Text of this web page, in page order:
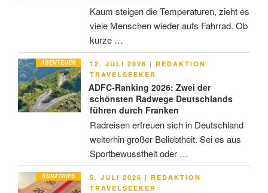
Kaum steigen die Temperaturen, zieht es
viele Menschen wieder aufs Fahrrad. Ob
kurze …
ABENTEUER
VERÖFFENTLICHT
AM
12. JULI 2026 | REDAKTION
TRAVELSEEKER
ADFC-Ranking 2026: Zwei der
schönsten Radwege Deutschlands
führen durch Franken
Radreisen erfreuen sich in Deutschland
weiterhin großer Beliebtheit. Sei es aus
Sportbewusstheit oder …
KURZTRIPS
VERÖFFENTLICHT
AM
5. JULI 2026 | REDAKTION
TRAVELSEEKER